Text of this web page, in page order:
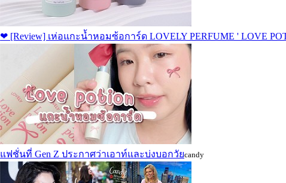
❤ [Review] เห่อแกะน้ำหอมซ้อการ์ด LOVELY PERFUME ' LOVE
แฟชั่นที่ Gen Z ประกาศว่าเอาท์และบ่งบอกวัยcandy